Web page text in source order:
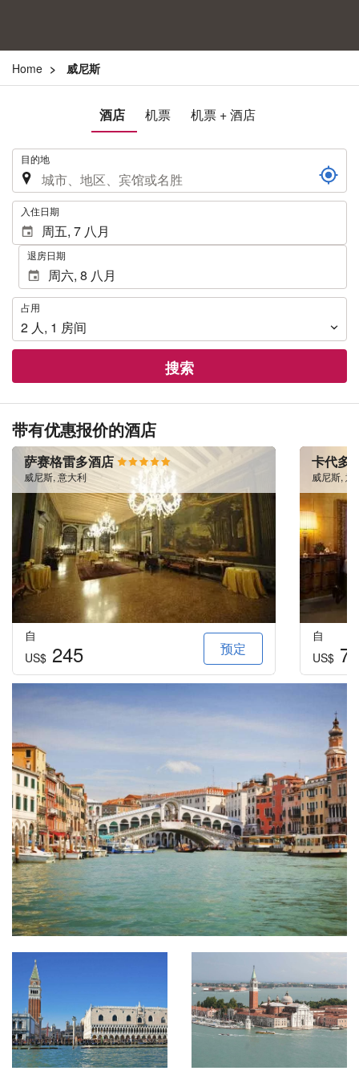
Home 威尼斯
酒店 机票 机票 + 酒店
. 目的地
. 入住日期
退房日期
占
用
占用
2 人, 1 房间
搜索
带有优惠报价的酒店
萨赛格雷多酒店
威尼斯, 意大利
自
US$ 245 预定
卡代多
威尼斯, 意
自
US$